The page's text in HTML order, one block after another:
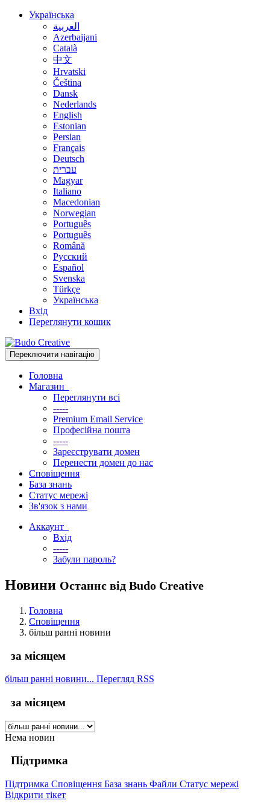
Українська
العربية
Azerbaijani
Català
中文
Hrvatski
Čeština
Dansk
Nederlands
English
Estonian
Persian
Français
Deutsch
עברית
Magyar
Italiano
Macedonian
Norwegian
Português
Português
Română
Русский
Español
Svenska
Türkçe
Українська
Вхід
Переглянути кошик
Переключити навігацію
Головна
Магазин
Переглянути всі
-----
Premium Email Service
Професійна пошта
-----
Зареєструвати домен
Перенести домен до нас
Сповіщення
База знань
Статус мережі
Зв'язок з нами
Аккаунт
Вхід
-----
Забули пароль?
Новини Останнє від Budo Creative
Головна
Сповіщення
більш ранні новини
за місяцем
більш ранні новини... Перегляд RSS
за місяцем
Нема новин
Підтримка
Підтримка Сповіщення База знань Файли Статус мережі
Відкрити тікет